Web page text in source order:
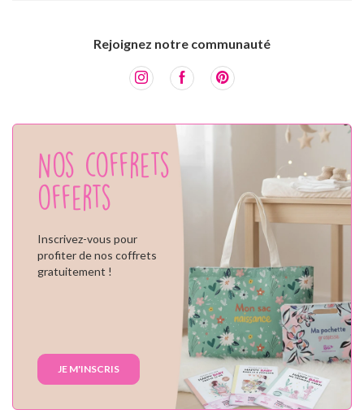
Rejoignez notre communauté
Nos coffrets
offerts
Inscrivez-vous pour
profiter de nos coffrets
gratuitement !
JE M'INSCRIS